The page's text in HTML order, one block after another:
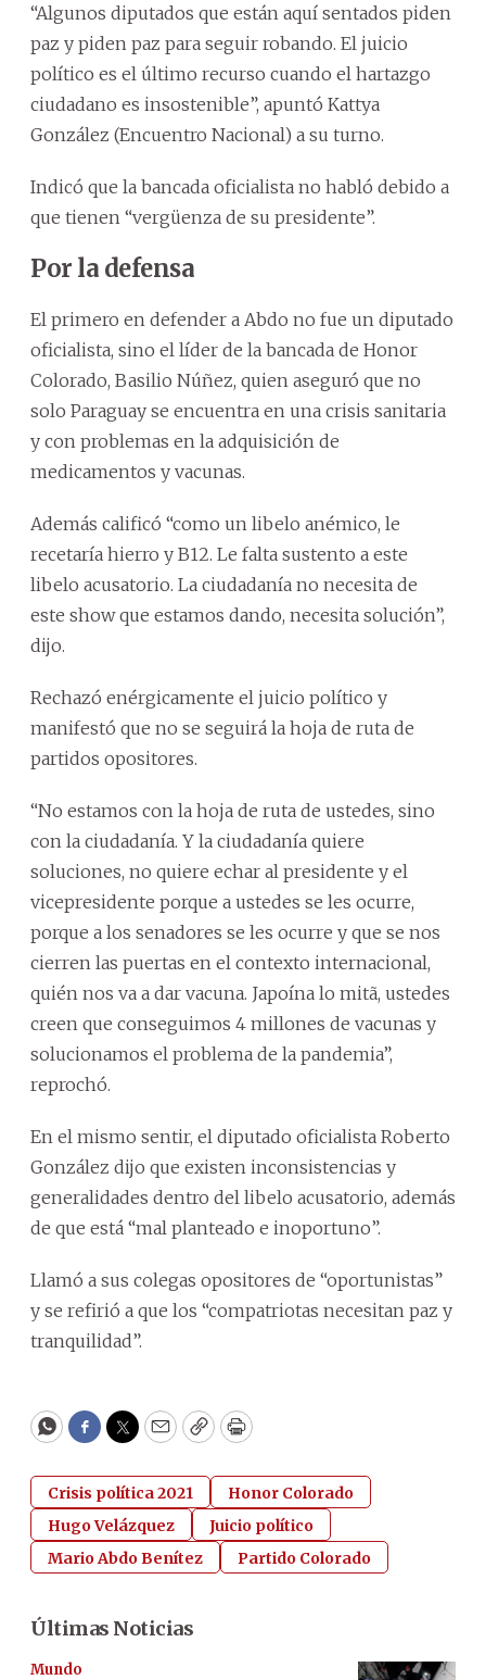
“Algunos diputados que están aquí sentados piden
paz y piden paz para seguir robando. El juicio
político es el último recurso cuando el hartazgo
ciudadano es insostenible”, apuntó Kattya
González (Encuentro Nacional) a su turno.
Indicó que la bancada oficialista no habló debido a
que tienen “vergüenza de su presidente”.
Por la defensa
El primero en defender a Abdo no fue un diputado
oficialista, sino el líder de la bancada de Honor
Colorado, Basilio Núñez, quien aseguró que no
solo Paraguay se encuentra en una crisis sanitaria
y con problemas en la adquisición de
medicamentos y vacunas.
Además calificó “como un libelo anémico, le
recetaría hierro y B12. Le falta sustento a este
libelo acusatorio. La ciudadanía no necesita de
este show que estamos dando, necesita solución”,
dijo.
Rechazó enérgicamente el juicio político y
manifestó que no se seguirá la hoja de ruta de
partidos opositores.
“No estamos con la hoja de ruta de ustedes, sino
con la ciudadanía. Y la ciudadanía quiere
soluciones, no quiere echar al presidente y el
vicepresidente porque a ustedes se les ocurre,
porque a los senadores se les ocurre y que se nos
cierren las puertas en el contexto internacional,
quién nos va a dar vacuna. Japoína lo mitã, ustedes
creen que conseguimos 4 millones de vacunas y
solucionamos el problema de la pandemia”,
reprochó.
En el mismo sentir, el diputado oficialista Roberto
González dijo que existen inconsistencias y
generalidades dentro del libelo acusatorio, además
de que está “mal planteado e inoportuno”.
Llamó a sus colegas opositores de “oportunistas”
y se refirió a que los “compatriotas necesitan paz y
tranquilidad”.
WhatsApp
Facebook
Twitter
EmailCopyPrint
Crisis política 2021
Honor Colorado
Hugo Velázquez
Juicio político
Mario Abdo Benítez
Partido Colorado
Últimas Noticias
Mundo